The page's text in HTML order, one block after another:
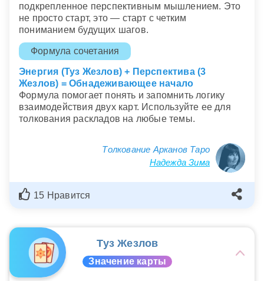
подкрепленное перспективным мышлением. Это
не просто старт, это — старт с четким
пониманием будущих шагов.
Формула сочетания
Энергия (Туз Жезлов) + Перспектива (3
Жезлов) = Обнадеживающее начало
Формула помогает понять и запомнить логику
взаимодействия двух карт. Используйте ее для
толкования раскладов на любые темы.
Толкование Арканов Таро
Надежда Зима
15 Нравится
Туз Жезлов
Значение карты